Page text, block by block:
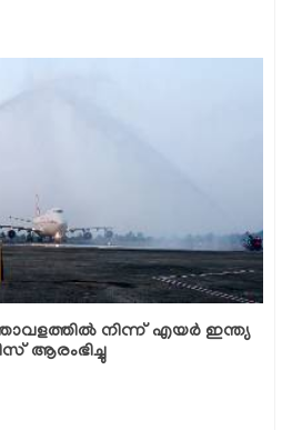
നിന്ന് എയര്‍ ഇന്ത്യ
ആരംഭിച്ചു